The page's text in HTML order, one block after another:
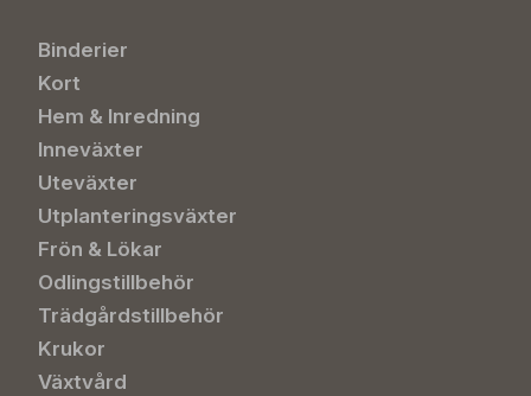
Binderier
Kort
Hem & Inredning
Inneväxter
Uteväxter
Utplanteringsväxter
Frön & Lökar
Odlingstillbehör
Trädgårdstillbehör
Krukor
Växtvård